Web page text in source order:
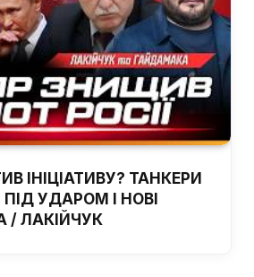
ІНІЦІАТИВУ? ТАНКЕРИ
УДАРОМ І НОВІ
/ ЛАКІЙЧУК